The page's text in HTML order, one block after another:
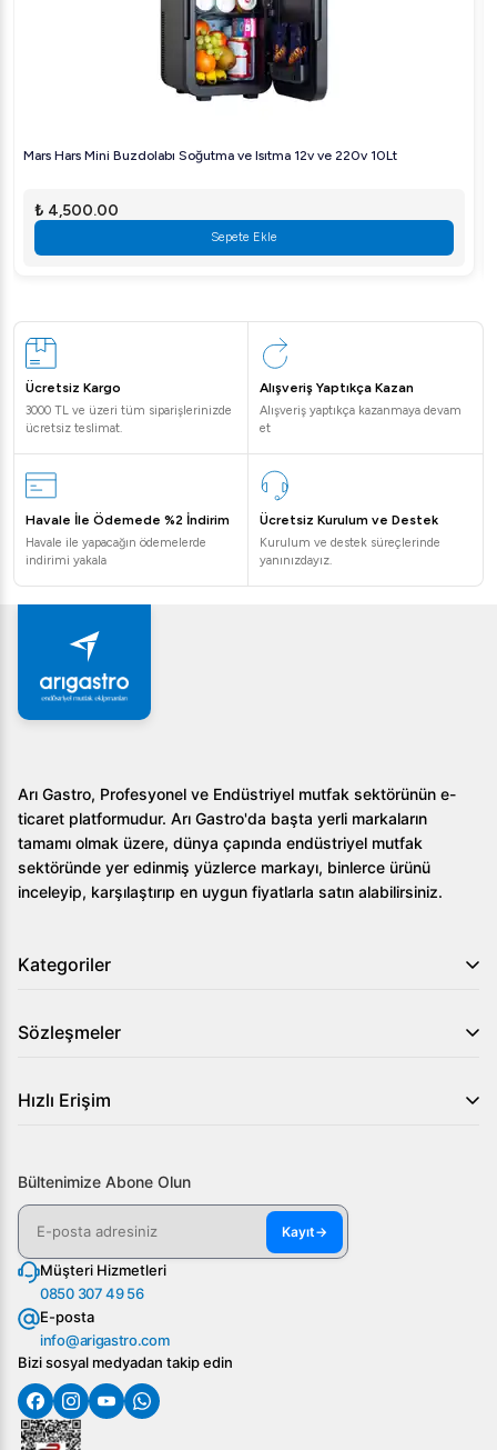
Mars Hars Mini Buzdolabı Soğutma ve Isıtma 12v ve 220v 10Lt
₺ 4,500.00
Sepete Ekle
Ücretsiz Kargo
3000 TL ve üzeri tüm siparişlerinizde
ücretsiz teslimat.
Alışveriş Yaptıkça Kazan
Alışveriş yaptıkça kazanmaya devam
et
Havale İle Ödemede %2 İndirim
Havale ile yapacağın ödemelerde
indirimi yakala
Ücretsiz Kurulum ve Destek
Kurulum ve destek süreçlerinde
yanınızdayız.
Arı Gastro, Profesyonel ve Endüstriyel mutfak sektörünün e-
ticaret platformudur. Arı Gastro'da başta yerli markaların
tamamı olmak üzere, dünya çapında endüstriyel mutfak
sektöründe yer edinmiş yüzlerce markayı, binlerce ürünü
inceleyip, karşılaştırıp en uygun fiyatlarla satın alabilirsiniz.
Kategoriler
Sözleşmeler
Hızlı Erişim
Bültenimize Abone Olun
Kayıt→
Müşteri Hizmetleri
0850 307 49 56
E-posta
info@arigastro.com
Bizi sosyal medyadan takip edin